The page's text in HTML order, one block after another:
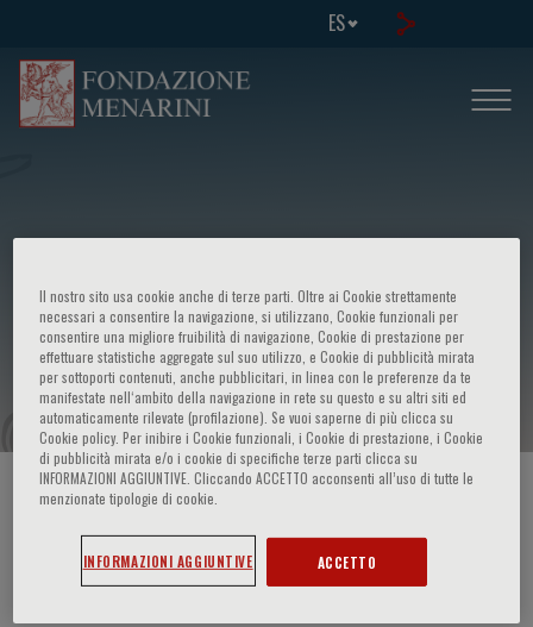
ES
International Symposium - Central
mechanisms of anorectic drugs
HOME PAGE / CURSOS Y EVENTOS
Vídeos y diapositivas
Il nostro sito usa cookie anche di terze parti. Oltre ai Cookie strettamente
necessari a consentire la navigazione, si utilizzano, Cookie funzionali per
consentire una migliore fruibilità di navigazione, Cookie di prestazione per
effettuare statistiche aggregate sul suo utilizzo, e Cookie di pubblicità mirata
per sottoporti contenuti, anche pubblicitari, in linea con le preferenze da te
manifestate nell‘ambito della navigazione in rete su questo e su altri siti ed
automaticamente rilevate (profilazione). Se vuoi saperne di più clicca su
Cookie policy. Per inibire i Cookie funzionali, i Cookie di prestazione, i Cookie
di pubblicità mirata e/o i cookie di specifiche terze parti clicca su
INFORMAZIONI AGGIUNTIVE. Cliccando ACCETTO acconsenti all’uso di tutte le
menzionate tipologie di cookie.
INFORMAZIONI AGGIUNTIVE ACCETTO